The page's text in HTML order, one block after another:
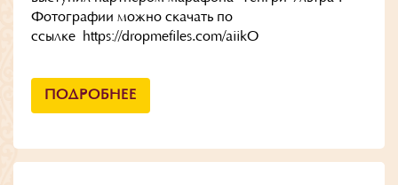
Фотографии можно скачать по
ссылке https://dropmefiles.com/aiikO
ПОДРОБНЕЕ